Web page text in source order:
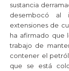
sustancia
desembocó al
extensiones de
ha afirmado que
trabajo de
contener el
que se está